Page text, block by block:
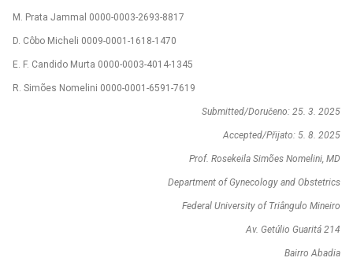
M. Prata Jammal 0000-0003-2693-8817
D. Côbo Micheli 0009-0001-1618-1470
E. F. Candido Murta 0000-0003-4014-1345
R. Simões Nomelini 0000-0001-6591-7619
Submitted/Doručeno: 25. 3. 2025
Accepted/Přijato: 5. 8. 2025
Prof. Rosekeila Simões Nomelini, MD
Department of Gynecology and Obstetrics
Federal University of Triângulo Mineiro
Av. Getúlio Guaritá 214
Bairro Abadia